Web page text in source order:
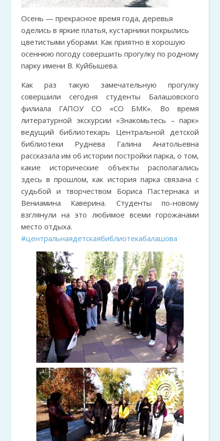
Осень — прекрасное время года, деревья
оделись в яркие платья, кустарники покрылись
цветистыми уборами. Как приятно в хорошую
осеннюю погоду совершить прогулку по родному
парку имени В. Куйбышева.
Как раз такую замечательную прогулку
совершили сегодня студенты Балашовского
филиала ГАПОУ СО «СО БМК». Во время
литературной экскурсии «Знакомьтесь – парк»
ведущий библиотекарь Центральной детской
библиотеки Руднева Галина Анатольевна
рассказала им об истории постройки парка, о том,
какие исторические объекты располагались
здесь в прошлом, как история парка связана с
судьбой и творчеством Бориса Пастернака и
Вениамина Каверина. Студенты по-новому
взглянули на это любимое всеми горожанами
место отдыха.
#центральнаядетскаябиблиотекабалашова